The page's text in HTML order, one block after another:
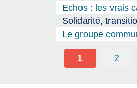
Echos : les vrais
Solidarité,
Le groupe
1 2